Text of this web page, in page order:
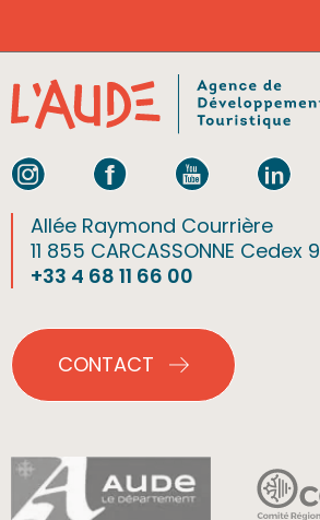
Allée Raymond Courrière
11 855 CARCASSONNE Cedex 9
+33 4 68 11 66 00
CONTACT